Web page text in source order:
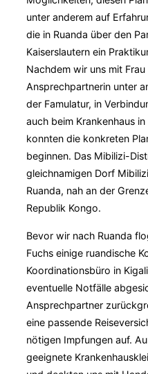
unter anderem auf
die in Ruanda über den
Kaiserslautern ein
Nachdem wir uns mit
Ansprechpartnerin unter
der Famulatur, in
auch beim Krankenhaus
konnten die konkreten
beginnen. Das Mibilizi-
gleichnamigen Dorf
Ruanda, nah an der
Republik Kongo.
Bevor wir nach Ruanda
Fuchs einige ruandische
Koordinationsbüro in
eventuelle Notfälle
Ansprechpartner
eine passende
nötigen Impfungen auf.
geeignete